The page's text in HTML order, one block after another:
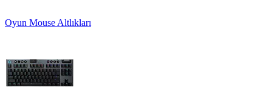
Oyun Mouse Altlıkları